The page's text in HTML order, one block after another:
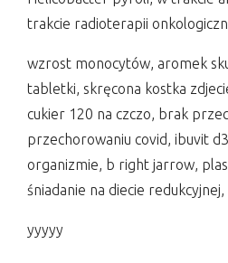
trakcie radioterapii
wzrost monocytów, aromek
tabletki, skręcona kostka
cukier 120 na czczo, brak
przechorowaniu covid, ibuvit
organizmie, b right jarrow,
śniadanie na diecie
yyyyy